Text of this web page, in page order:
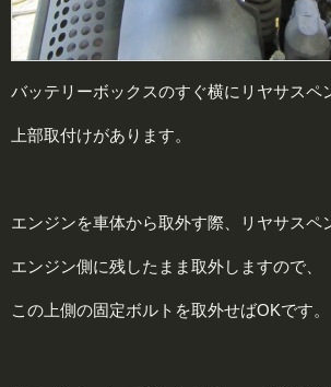
バッテリーボックスのすぐ横にリヤサスペ
上部取付けがあります。
エンジンを車体から取外す際、リヤサスペ
エンジン側に残したまま取外しますので、
この上側の固定ボルトを取外せばOKです。